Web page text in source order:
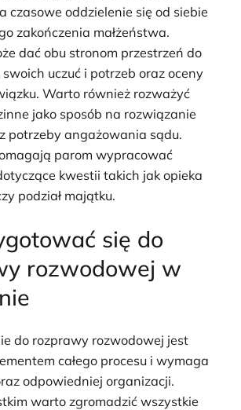
czasowe oddzielenie się od siebie
zakończenia małżeństwa.
dać obu stronom przestrzeń do
uczuć i potrzeb oraz oceny
Warto również rozważyć
jako sposób na rozwiązanie
potrzeby angażowania sądu.
parom wypracować
kwestii takich jak opieka
podział majątku.
się do
rozwodowej w
do rozprawy rozwodowej jest
całego procesu i wymaga
odpowiedniej organizacji.
warto zgromadzić wszystkie